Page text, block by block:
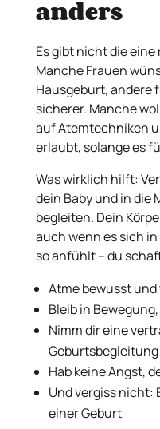
anders
Es gibt nicht die
Manche Frauen
Hausgeburt, andere
sicherer. Manche
auf Atemtechniken
erlaubt, solange es
Was wirklich hilft:
dein Baby und in die
begleiten. Dein
auch wenn es sich
so anfühlt – du
Atme bewusst
Bleib in
Nimm dir eine
Hab keine Angst,
Und vergiss nicht:
einer Geburt